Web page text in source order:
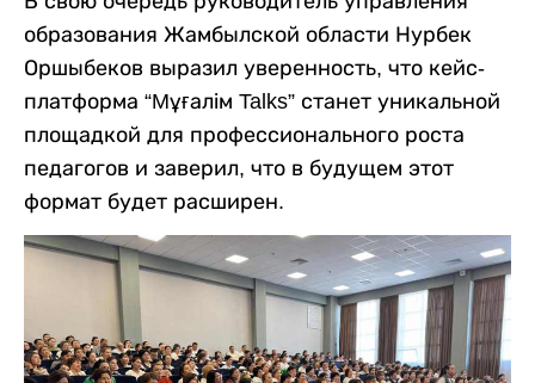
образования Жамбылской области Нурбек
Оршыбеков выразил уверенность, что кейс-
платформа “Mұғалім Talks” станет уникальной
площадкой для профессионального роста
педагогов и заверил, что в будущем этот
формат будет расширен.